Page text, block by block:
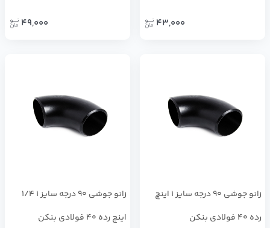
43,000
49,000
زانو جوشی 90 درجه سایز 1 اینچ
رده 40 فولادی بنکن
زانو جوشی 90 درجه سایز 1 1/4
اینچ رده 40 فولادی بنکن